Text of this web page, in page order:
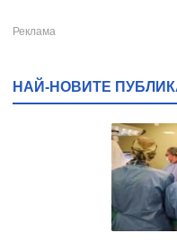
НАЙ-НОВИТЕ